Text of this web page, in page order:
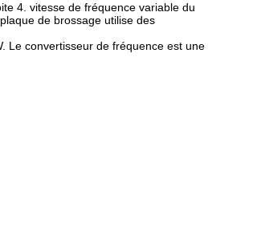
4. vitesse de fréquence variable du
de brossage utilise des
Le convertisseur de fréquence est une